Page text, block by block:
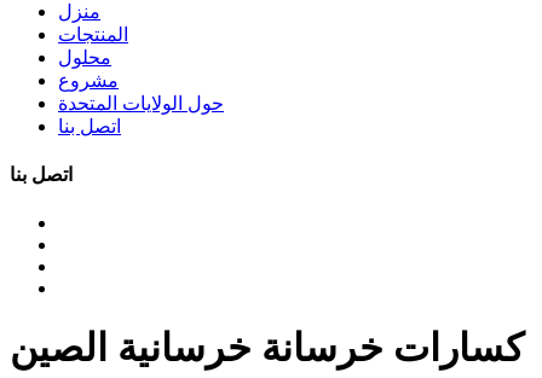
منزل
المنتجات
محلول
مشروع
حول الولايات المتحدة
اتصل بنا
اتصل بنا
كسارات خرسانة خرسانية الصين